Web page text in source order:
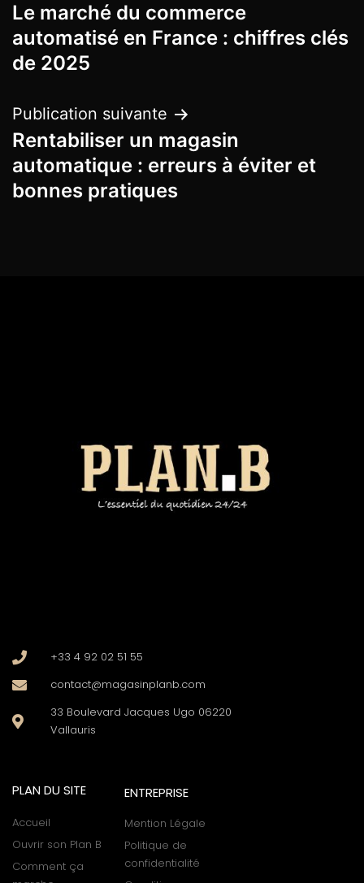
Le marché du commerce
automatisé en France : chiffres clés
de 2025
Publication suivante
Rentabiliser un magasin
automatique : erreurs à éviter et
bonnes pratiques
+33 4 92 02 51 55
contact@magasinplanb.com
33 Boulevard Jacques Ugo 06220
Vallauris
PLAN DU SITE
Accueil
Ouvrir son Plan B
Comment ça
ENTREPRISE
Mention Légale
Politique de
confidentialité